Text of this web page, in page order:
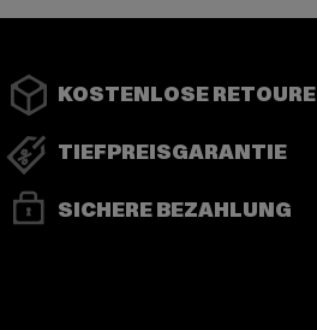
KOSTENLOSE RETOURE
TIEFPREISGARANTIE
SICHERE BEZAHLUNG